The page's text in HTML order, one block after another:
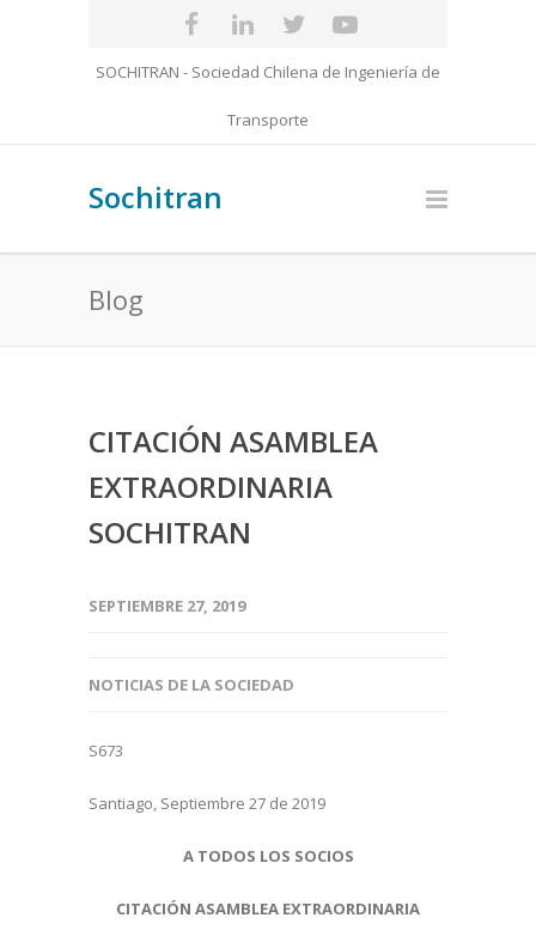
SOCHITRAN - Sociedad Chilena de Ingeniería de
Transporte
Sochitran
Blog
CITACIÓN ASAMBLEA
EXTRAORDINARIA
SOCHITRAN
SEPTIEMBRE 27, 2019
NOTICIAS DE LA SOCIEDAD
S673
Santiago, Septiembre 27 de 2019
A TODOS LOS SOCIOS
CITACIÓN ASAMBLEA EXTRAORDINARIA